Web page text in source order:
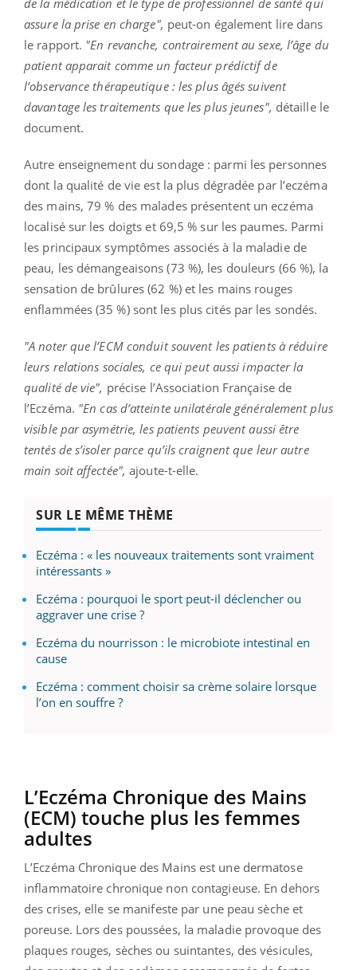
assure la prise en charge", peut-on également lire dans
le rapport. "En revanche, contrairement au sexe, l’âge du
patient apparait comme un facteur prédictif de
l’observance thérapeutique : les plus âgés suivent
davantage les traitements que les plus jeunes", détaille le
document.
Autre enseignement du sondage : parmi les personnes
dont la qualité de vie est la plus dégradée par l’eczéma
des mains, 79 % des malades présentent un eczéma
localisé sur les doigts et 69,5 % sur les paumes. Parmi
les principaux symptômes associés à la maladie de
peau, les démangeaisons (73 %), les douleurs (66 %), la
sensation de brûlures (62 %) et les mains rouges
enflammées (35 %) sont les plus cités par les sondés.
"A noter que l’ECM conduit souvent les patients à réduire
leurs relations sociales, ce qui peut aussi impacter la
qualité de vie", précise l’Association Française de
l’Eczéma. "En cas d’atteinte unilatérale généralement plus
visible par asymétrie, les patients peuvent aussi être
tentés de s’isoler parce qu’ils craignent que leur autre
main soit affectée", ajoute-t-elle.
SUR LE MÊME THÈME
Eczéma : « les nouveaux traitements sont vraiment
intéressants »
Eczéma : pourquoi le sport peut-il déclencher ou
aggraver une crise ?
Eczéma du nourrisson : le microbiote intestinal en
cause
Eczéma : comment choisir sa crème solaire lorsque
l’on en souffre ?
L’Eczéma Chronique des Mains
(ECM) touche plus les femmes
adultes
L’Eczéma Chronique des Mains est une dermatose
inflammatoire chronique non contagieuse. En dehors
des crises, elle se manifeste par une peau sèche et
poreuse. Lors des poussées, la maladie provoque des
plaques rouges, sèches ou suintantes, des vésicules,